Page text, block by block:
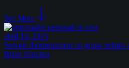
See More
abril 10, 2025
Serveis d'entrenament en grups reduïts
Brian Sánchez